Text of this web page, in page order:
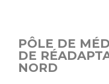
PÔLE DE
DE
NORD